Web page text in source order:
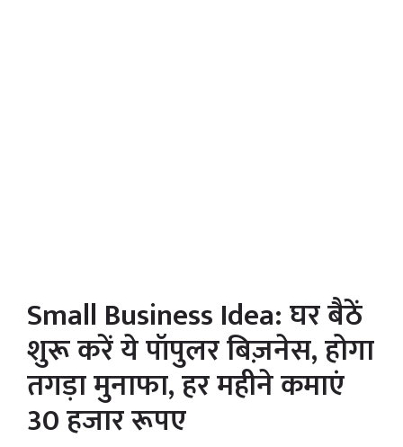
Small Business Idea: घर बैठें
शुरू करें ये पॉपुलर बिज़नेस, होगा
तगड़ा मुनाफा, हर महीने कमाएं
30 हजार रूपए